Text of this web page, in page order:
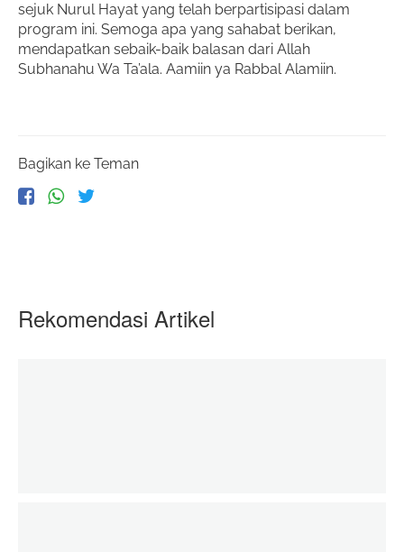
sejuk Nurul Hayat yang telah berpartisipasi dalam
program ini. Semoga apa yang sahabat berikan,
mendapatkan sebaik-baik balasan dari Allah
Subhanahu Wa Ta’ala. Aamiin ya Rabbal Alamiin.
Bagikan ke Teman
Rekomendasi Artikel